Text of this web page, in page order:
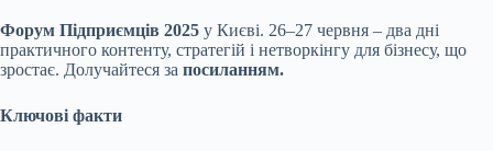
Форум Підприємців 2025 у Києві. 26–27 червня – два дні
практичного контенту, стратегій і нетворкінгу для бізнесу, що
зростає. Долучайтеся за посиланням.
Ключові факти